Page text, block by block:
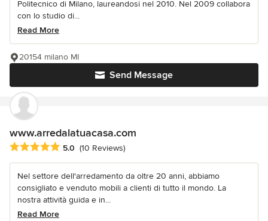
Politecnico di Milano, laureandosi nel 2010. Nel 2009 collabora
con lo studio di...
Read More
Send Message
20154 milano MI
www.arredalatuacasa.com
Average rating: 5 out of 5 stars
5.0 (10 Reviews)
Nel settore dell'arredamento da oltre 20 anni, abbiamo
consigliato e venduto mobili a clienti di tutto il mondo. La
nostra attività guida e in...
Read More